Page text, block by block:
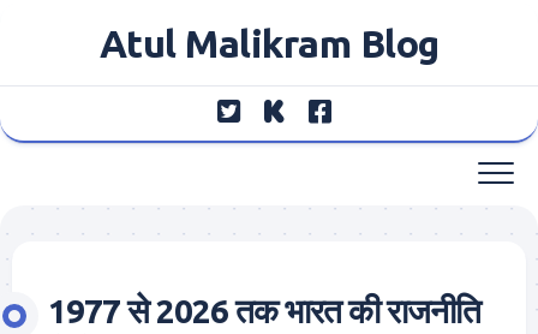
Atul Malikram Blog
1977 से 2026 तक भारत की राजनीति